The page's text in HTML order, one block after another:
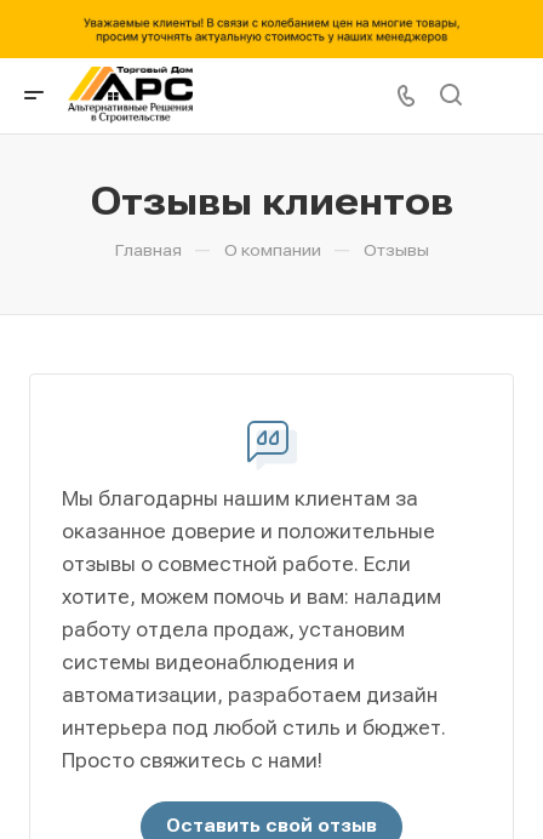
Отзывы клиентов
Главная — О компании — Отзывы
Мы благодарны нашим клиентам за
оказанное доверие и положительные
отзывы о совместной работе. Если
хотите, можем помочь и вам: наладим
работу отдела продаж, установим
системы видеонаблюдения и
автоматизации, разработаем дизайн
интерьера под любой стиль и бюджет.
Просто свяжитесь с нами!
Оставить свой отзыв